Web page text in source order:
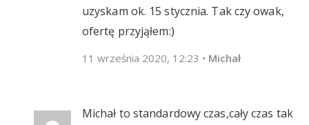
uzyskam ok. 15 stycznia. Tak czy owak,
ofertę przyjąłem:)
11 września 2020, 12:23 • Michał
Michał to standardowy czas,cały czas tak